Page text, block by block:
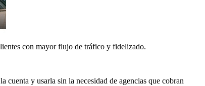
con mayor flujo de tráfico y fidelizado.
cuenta y usarla sin la necesidad de agencias que cobran